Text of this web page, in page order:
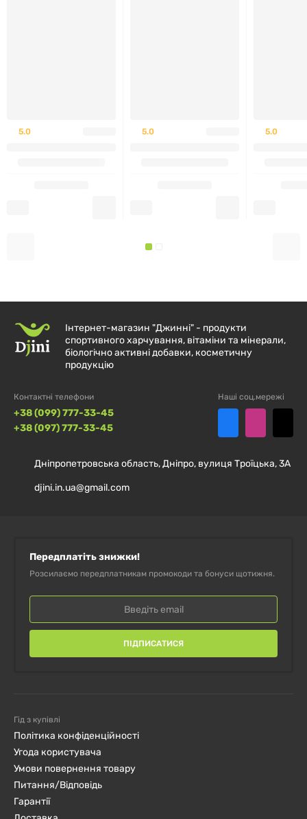
5.0 5.0 5.0
Інтернет-магазин "Джинні" - продукти
спортивного харчування, вітаміни та мінерали,
біологічно активні добавки, косметичну
продукцію
Контактні телефони
+38 (099) 777-33-45
+38 (097) 777-33-45
Наші соц.мережі
Дніпропетровська область, Дніпро, вулиця Троїцька, 3А
djini.in.ua@gmail.com
Передплатіть знижки!
Розсилаємо передплатникам промокоди та бонуси щотижня.
ПІДПИСАТИСЯ
Гід з купівлі
Політика конфіденційності
Угода користувача
Умови повернення товару
Питання/Відповідь
Гарантії